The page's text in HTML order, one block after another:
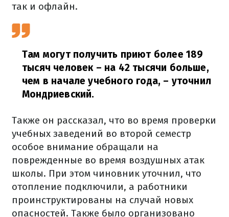
так и офлайн.
Там могут получить приют более 189
тысяч человек – на 42 тысячи больше,
чем в начале учебного года, – уточнил
Мондриевский.
Также он рассказал, что во время проверки
учебных заведений во второй семестр
особое внимание обращали на
поврежденные во время воздушных атак
школы. При этом чиновник уточнил, что
отопление подключили, а работники
проинструктированы на случай новых
опасностей. Также было организовано